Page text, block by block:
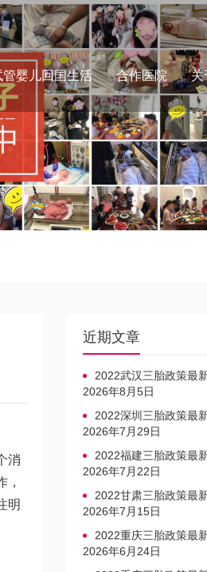
管婴儿回国生活 合作医院 关
消
，
明
近期文章
2022武汉三胎政策最
宝上户口不再罚款
2026年8月5日
2022深圳三胎政策最
文读懂上户口是否罚款
2026年7月29日
2022福建三胎政策最
育奖励发放迎新标准
2026年7月22日
2022甘肃三胎政策最
育产假不享受带薪福利
2026年7月15日
2022重庆三胎政策最
户口、办准生证指南
2026年6月24日